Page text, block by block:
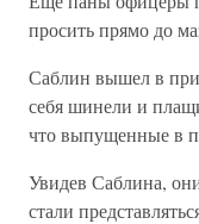
просить прямо до
Саблин вышел в
себя шинели и
что выпущенные в
Увидев Саблина,
стали